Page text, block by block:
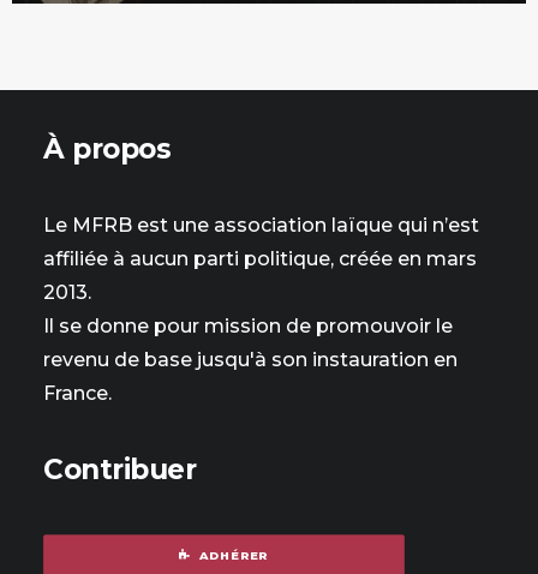
À propos
Le MFRB est une association laïque qui n’est
affiliée à aucun parti politique, créée en mars
2013.
Il se donne pour mission de promouvoir le
revenu de base jusqu'à son instauration en
France.
Contribuer
ADHÉRER